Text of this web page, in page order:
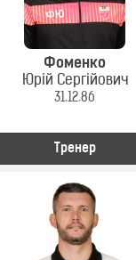
Фоменко
Юрій Сергійович
31.12.86
Тренер